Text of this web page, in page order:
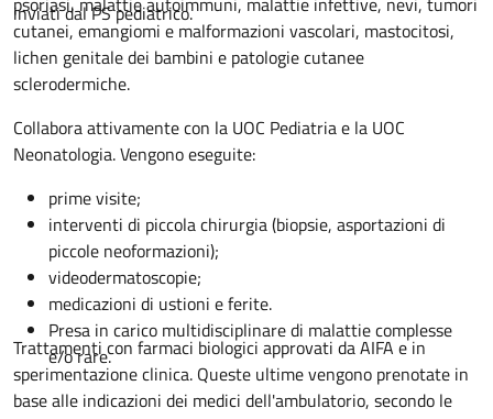
inviati dal PS pediatrico.
cutanei, emangiomi e malformazioni vascolari, mastocitosi,
lichen genitale dei bambini e patologie cutanee
sclerodermiche.
Collabora attivamente con la UOC Pediatria e la UOC
Neonatologia. Vengono eseguite:
prime visite;
interventi di piccola chirurgia (biopsie, asportazioni di
piccole neoformazioni);
videodermatoscopie;
medicazioni di ustioni e ferite.
Presa in carico multidisciplinare di malattie complesse
e/o rare.
Trattamenti con farmaci biologici approvati da AIFA e in
sperimentazione clinica. Queste ultime vengono prenotate in
base alle indicazioni dei medici dell'ambulatorio, secondo le